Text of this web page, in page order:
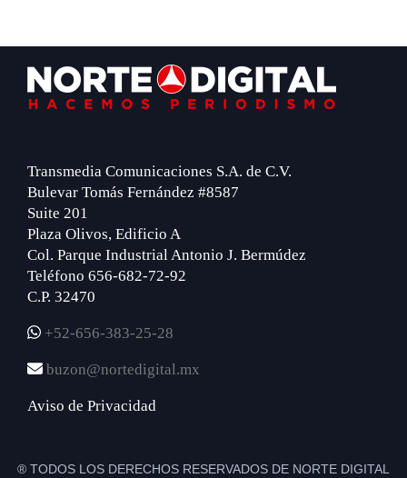
Footer
Transmedia Comunicaciones S.A. de C.V.
Bulevar Tomás Fernández #8587
Suite 201
Plaza Olivos, Edificio A
Col. Parque Industrial Antonio J. Bermúdez
Teléfono 656-682-72-92
C.P. 32470
+52-656-383-25-28
buzon@nortedigital.mx
Aviso de Privacidad
® TODOS LOS DERECHOS RESERVADOS DE NORTE DIGITAL